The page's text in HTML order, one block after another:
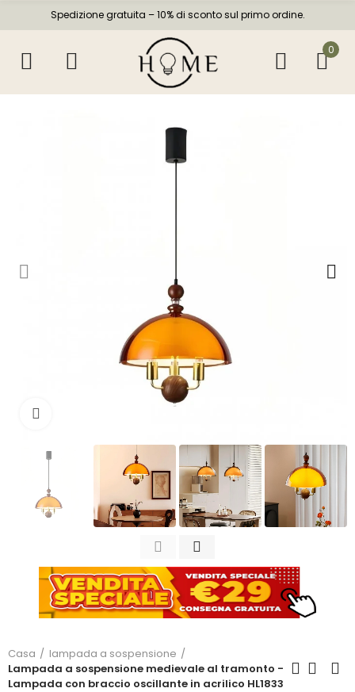
Spedizione gratuita – 10% di sconto sul primo ordine.
0
Casa
lampada a sospensione
Lampada a sospensione medievale al tramonto -
Lampada con braccio oscillante in acrilico HL1833